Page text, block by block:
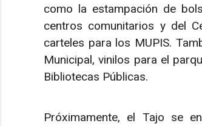
como la estampación de
centros comunitarios y del
carteles para los MUPIS.
Municipal, vinilos para el
Bibliotecas Públicas.
Próximamente, el Tajo se